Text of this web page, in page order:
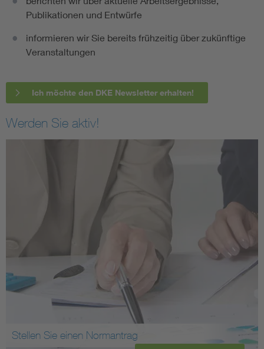
Publikationen und Entwürfe
informieren wir Sie bereits frühzeitig über zukünftige
Veranstaltungen
Ich möchte den DKE Newsletter erhalten!
Werden Sie aktiv!
Stellen Sie einen Normantrag